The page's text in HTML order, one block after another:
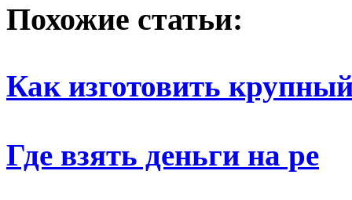
Похожие статьи:
Как изготовить
Где взять деньги на ре